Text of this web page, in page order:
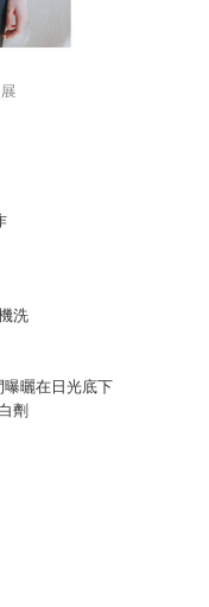
洗
曬在日光底下
劑